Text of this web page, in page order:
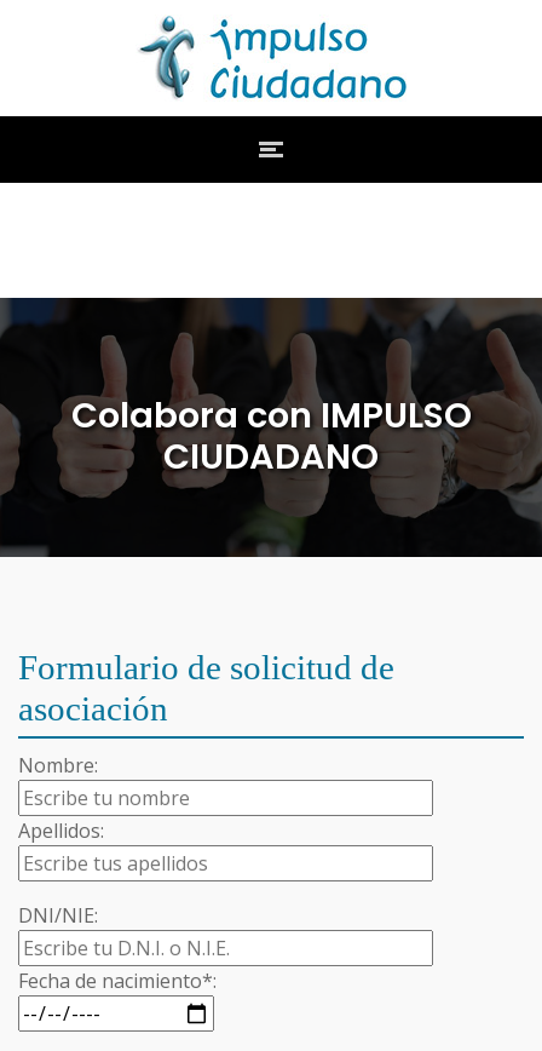
Colabora con IMPULSO
CIUDADANO
Formulario de solicitud de
asociación
Nombre:
Apellidos:
DNI/NIE:
Fecha de nacimiento*: